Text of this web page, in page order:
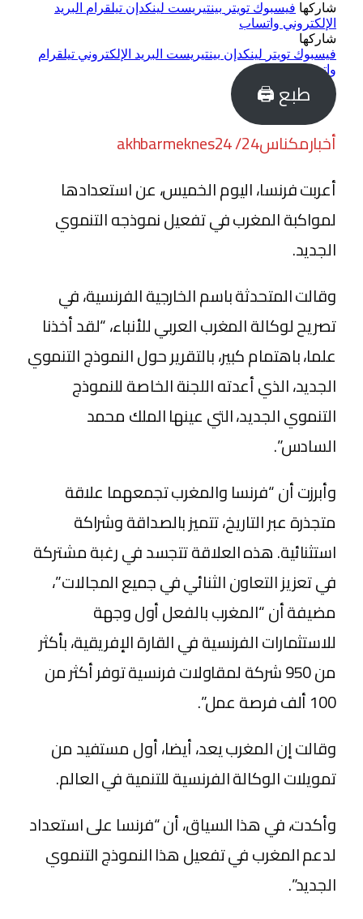
شاركها فيسبوك تويتر بينتيريست لينكدإن تيلقرام البريد
الإلكتروني واتساب
شاركها
فيسبوك تويتر لينكدإن بينتيريست البريد الإلكتروني تيلقرام
واتساب
طبع 🖨
أخبارمكناس24/ akhbarmeknes24
أعربت فرنسا، اليوم الخميس، عن استعدادها
لمواكبة المغرب في تفعيل نموذجه التنموي
الجديد.
وقالت المتحدثة باسم الخارجية الفرنسية، في
تصريح لوكالة المغرب العربي للأنباء، “لقد أخذنا
علما، باهتمام كبير، بالتقرير حول النموذج التنموي
الجديد، الذي أعدته اللجنة الخاصة للنموذج
التنموي الجديد، التي عينها الملك محمد
السادس”.
وأبرزت أن “فرنسا والمغرب تجمعهما علاقة
متجذرة عبر التاريخ، تتميز بالصداقة وشراكة
استثنائية. هذه العلاقة تتجسد في رغبة مشتركة
في تعزيز التعاون الثنائي في جميع المجالات”،
مضيفة أن “المغرب بالفعل أول وجهة
للاستثمارات الفرنسية في القارة الإفريقية، بأكثر
من 950 شركة لمقاولات فرنسية توفر أكثر من
100 ألف فرصة عمل”.
وقالت إن المغرب يعد، أيضا، أول مستفيد من
تمويلات الوكالة الفرنسية للتنمية في العالم.
وأكدت، في هذا السياق، أن “فرنسا على استعداد
لدعم المغرب في تفعيل هذا النموذج التنموي
الجديد”.